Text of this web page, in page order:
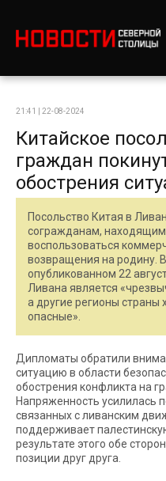
21:41 | 22-08-2024
Китайское
граждан
обострения
Посольство Китая в
согражданам,
воспользоваться
возвращения на родину.
опубликованном 22
Ливана является
а другие регионы страны
опасные».
Дипломаты обратили
ситуацию в области
обострения конфликта на
Напряженность усилилась
связанных с ливанским
поддерживает
результате этого обе
позиции друг друга.